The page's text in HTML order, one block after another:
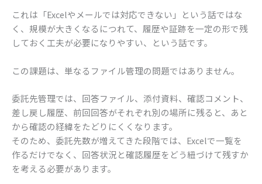
これは「Excelやメールでは対応できない」という話ではな
く、規模が大きくなるにつれて、履歴や証跡を一定の形で残
しておく工夫が必要になりやすい、という話です。
この課題は、単なるファイル管理の問題ではありません。
委託先管理では、回答ファイル、添付資料、確認コメント、
差し戻し履歴、前回回答がそれぞれ別の場所に残ると、あと
から確認の経緯をたどりにくくなります。
そのため、委託先数が増えてきた段階では、Excelで一覧を
作るだけでなく、回答状況と確認履歴をどう紐づけて残すか
を考える必要があります。